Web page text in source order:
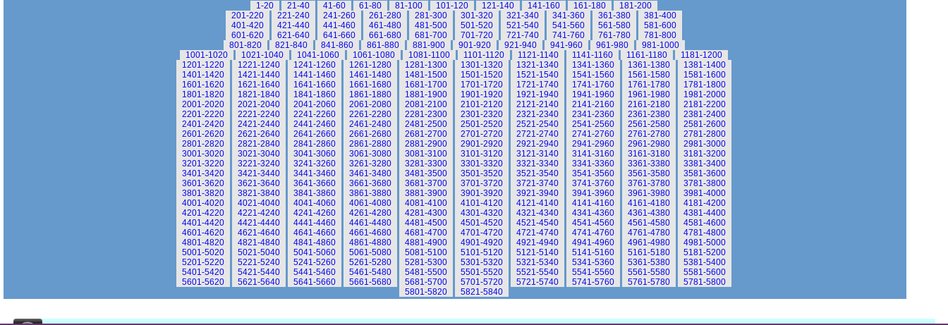
1-20 21-40 41-60 61-80 81-100 101-120 121-140 141-160 161-180
181-200
201-220
221-240 241-260 261-280 281-300 301-320 321-340 341-360 361-380
381-400
401-420
421-440 441-460 461-480 481-500 501-520 521-540 541-560 561-580
581-600
601-620
621-640 641-660 661-680 681-700 701-720 721-740 741-760 761-780
781-800
801-820
821-840 841-860 861-880 881-900 901-920 921-940 941-960 961-980
981-1000
1001-1020
1021-1040 1041-1060 1061-1080 1081-1100 1101-1120 1121-1140 1141-1160 1161-1180
1181-1200
1201-1220
1221-1240 1241-1260 1261-1280 1281-1300 1301-1320 1321-1340 1341-1360 1361-1380
1381-1400
1401-1420
1421-1440 1441-1460 1461-1480 1481-1500 1501-1520 1521-1540 1541-1560 1561-1580
1581-1600
1601-1620
1621-1640 1641-1660 1661-1680 1681-1700 1701-1720 1721-1740 1741-1760 1761-1780
1781-1800
1801-1820
1821-1840 1841-1860 1861-1880 1881-1900 1901-1920 1921-1940 1941-1960 1961-1980
1981-2000
2001-2020
2021-2040 2041-2060 2061-2080 2081-2100 2101-2120 2121-2140 2141-2160 2161-2180
2181-2200
2201-2220
2221-2240 2241-2260 2261-2280 2281-2300 2301-2320 2321-2340 2341-2360 2361-2380
2381-2400
2401-2420
2421-2440 2441-2460 2461-2480 2481-2500 2501-2520 2521-2540 2541-2560 2561-2580
2581-2600
2601-2620
2621-2640 2641-2660 2661-2680 2681-2700 2701-2720 2721-2740 2741-2760 2761-2780
2781-2800
2801-2820
2821-2840 2841-2860 2861-2880 2881-2900 2901-2920 2921-2940 2941-2960 2961-2980
2981-3000
3001-3020
3021-3040 3041-3060 3061-3080 3081-3100 3101-3120 3121-3140 3141-3160 3161-3180
3181-3200
3201-3220
3221-3240 3241-3260 3261-3280 3281-3300 3301-3320 3321-3340 3341-3360 3361-3380
3381-3400
3401-3420
3421-3440 3441-3460 3461-3480 3481-3500 3501-3520 3521-3540 3541-3560 3561-3580
3581-3600
3601-3620
3621-3640 3641-3660 3661-3680 3681-3700 3701-3720 3721-3740 3741-3760 3761-3780
3781-3800
3801-3820
3821-3840 3841-3860 3861-3880 3881-3900 3901-3920 3921-3940 3941-3960 3961-3980
3981-4000
4001-4020
4021-4040 4041-4060 4061-4080 4081-4100 4101-4120 4121-4140 4141-4160 4161-4180
4181-4200
4201-4220
4221-4240 4241-4260 4261-4280 4281-4300 4301-4320 4321-4340 4341-4360 4361-4380
4381-4400
4401-4420
4421-4440 4441-4460 4461-4480 4481-4500 4501-4520 4521-4540 4541-4560 4561-4580
4581-4600
4601-4620
4621-4640 4641-4660 4661-4680 4681-4700 4701-4720 4721-4740 4741-4760 4761-4780
4781-4800
4801-4820
4821-4840 4841-4860 4861-4880 4881-4900 4901-4920 4921-4940 4941-4960 4961-4980
4981-5000
5001-5020
5021-5040 5041-5060 5061-5080 5081-5100 5101-5120 5121-5140 5141-5160 5161-5180
5181-5200
5201-5220
5221-5240 5241-5260 5261-5280 5281-5300 5301-5320 5321-5340 5341-5360 5361-5380
5381-5400
5401-5420
5421-5440 5441-5460 5461-5480 5481-5500 5501-5520 5521-5540 5541-5560 5561-5580
5581-5600
5601-5620
5621-5640 5641-5660 5661-5680 5681-5700 5701-5720 5721-5740 5741-5760 5761-5780
5781-5800
5801-5820
5821-5840